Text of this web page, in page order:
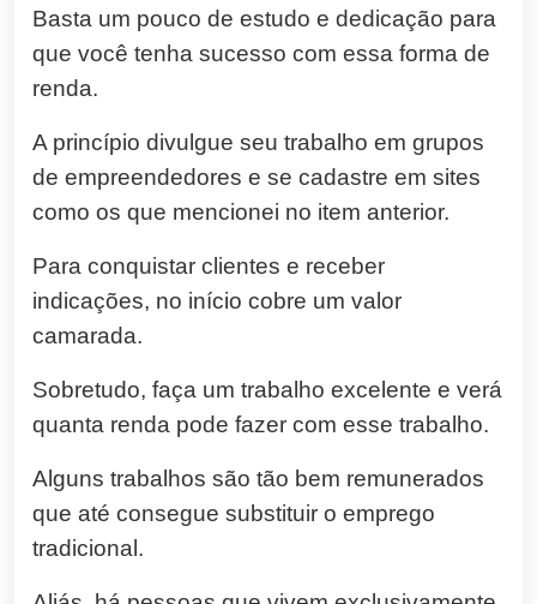
Basta um pouco de estudo e dedicação para
que você tenha sucesso com essa forma de
renda.
A princípio divulgue seu trabalho em grupos
de empreendedores e se cadastre em sites
como os que mencionei no item anterior.
Para conquistar clientes e receber
indicações, no início cobre um valor
camarada.
Sobretudo, faça um trabalho excelente e verá
quanta renda pode fazer com esse trabalho.
Alguns trabalhos são tão bem remunerados
que até consegue substituir o emprego
tradicional.